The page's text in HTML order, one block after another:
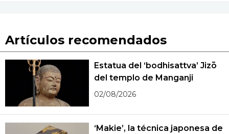
Artículos recomendados
Estatua del ‘bodhisattva’ Jizō
del templo de Manganji
02/08/2026
‘Makie’, la técnica japonesa de